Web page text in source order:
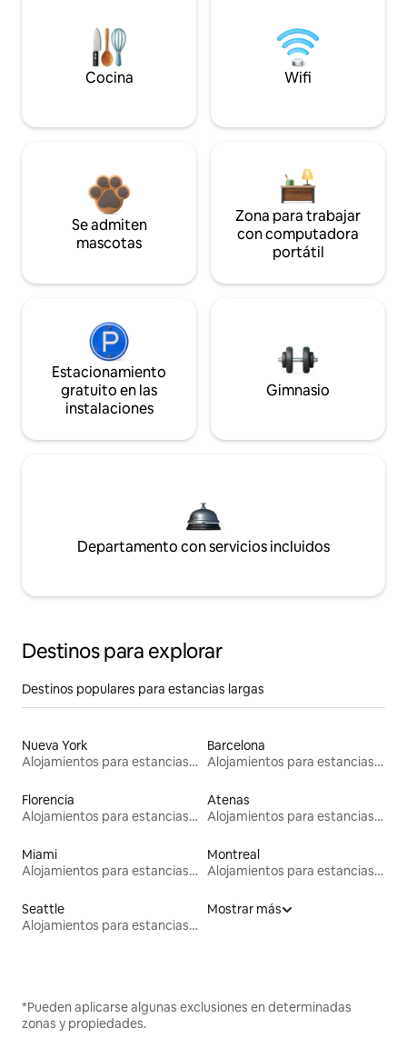
Cocina Wifi
Se admiten
mascotas
Zona para trabajar
con computadora
portátil
Estacionamiento
gratuito en las
instalaciones
Gimnasio
Departamento con servicios incluidos
Destinos para explorar
Destinos populares para estancias largas
Nueva York
Alojamientos para estancias largas
Barcelona
Alojamientos para estancias largas
Florencia
Alojamientos para estancias largas
Atenas
Alojamientos para estancias largas
Miami
Alojamientos para estancias largas
Montreal
Alojamientos para estancias largas
Seattle
Alojamientos para estancias largas
Mostrar más
*Pueden aplicarse algunas exclusiones en determinadas
zonas y propiedades.